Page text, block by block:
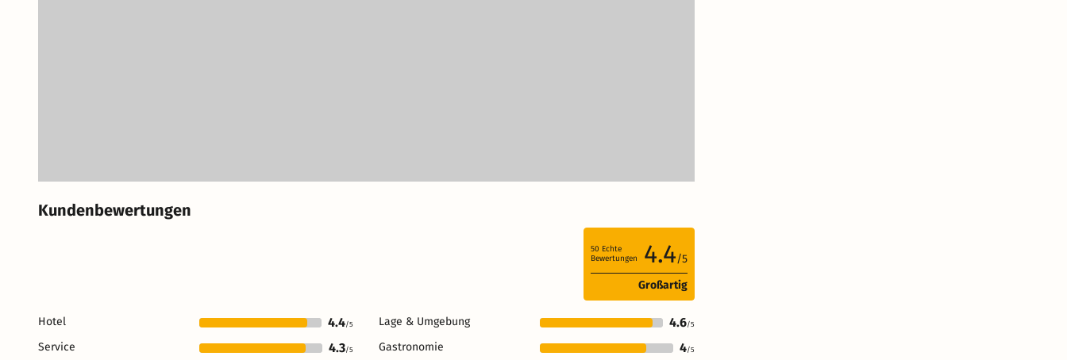
Kundenbewertungen
50 Echte
Bewertungen
4.4/5
Großartig
Hotel 4.4/5 Lage & Umgebung 4.6/5
Service 4.3/5 Gastronomie 4/5